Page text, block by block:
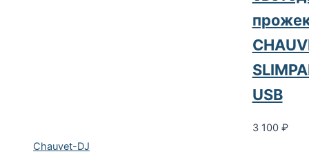
Chauvet-DJ
USB
3 100 ₽